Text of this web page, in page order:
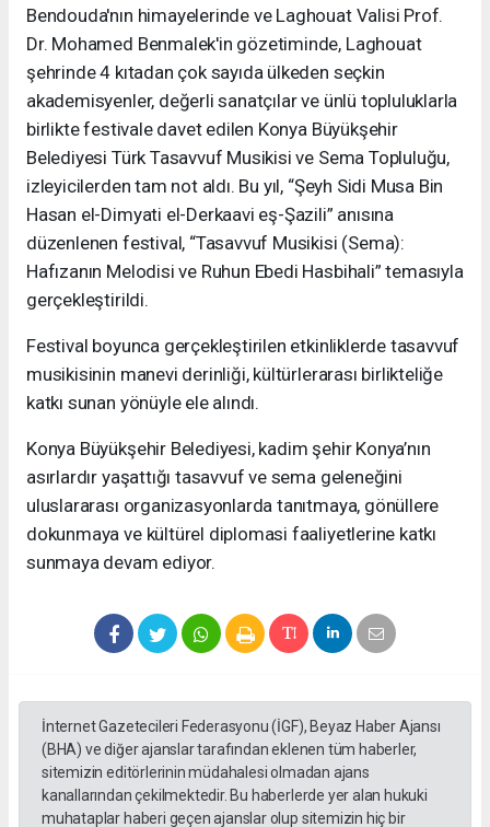
Bendouda'nın himayelerinde ve Laghouat Valisi Prof.
Dr. Mohamed Benmalek'in gözetiminde, Laghouat
şehrinde 4 kıtadan çok sayıda ülkeden seçkin
akademisyenler, değerli sanatçılar ve ünlü topluluklarla
birlikte festivale davet edilen Konya Büyükşehir
Belediyesi Türk Tasavvuf Musikisi ve Sema Topluluğu,
izleyicilerden tam not aldı. Bu yıl, “Şeyh Sidi Musa Bin
Hasan el-Dimyati el-Derkaavi eş-Şazili” anısına
düzenlenen festival, “Tasavvuf Musikisi (Sema):
Hafızanın Melodisi ve Ruhun Ebedi Hasbihali” temasıyla
gerçekleştirildi.
Festival boyunca gerçekleştirilen etkinliklerde tasavvuf
musikisinin manevi derinliği, kültürlerarası birlikteliğe
katkı sunan yönüyle ele alındı.
Konya Büyükşehir Belediyesi, kadim şehir Konya’nın
asırlardır yaşattığı tasavvuf ve sema geleneğini
uluslararası organizasyonlarda tanıtmaya, gönüllere
dokunmaya ve kültürel diplomasi faaliyetlerine katkı
sunmaya devam ediyor.
İnternet Gazetecileri Federasyonu (İGF), Beyaz Haber Ajansı
(BHA) ve diğer ajanslar tarafından eklenen tüm haberler,
sitemizin editörlerinin müdahalesi olmadan ajans
kanallarından çekilmektedir. Bu haberlerde yer alan hukuki
muhataplar haberi geçen ajanslar olup sitemizin hiç bir